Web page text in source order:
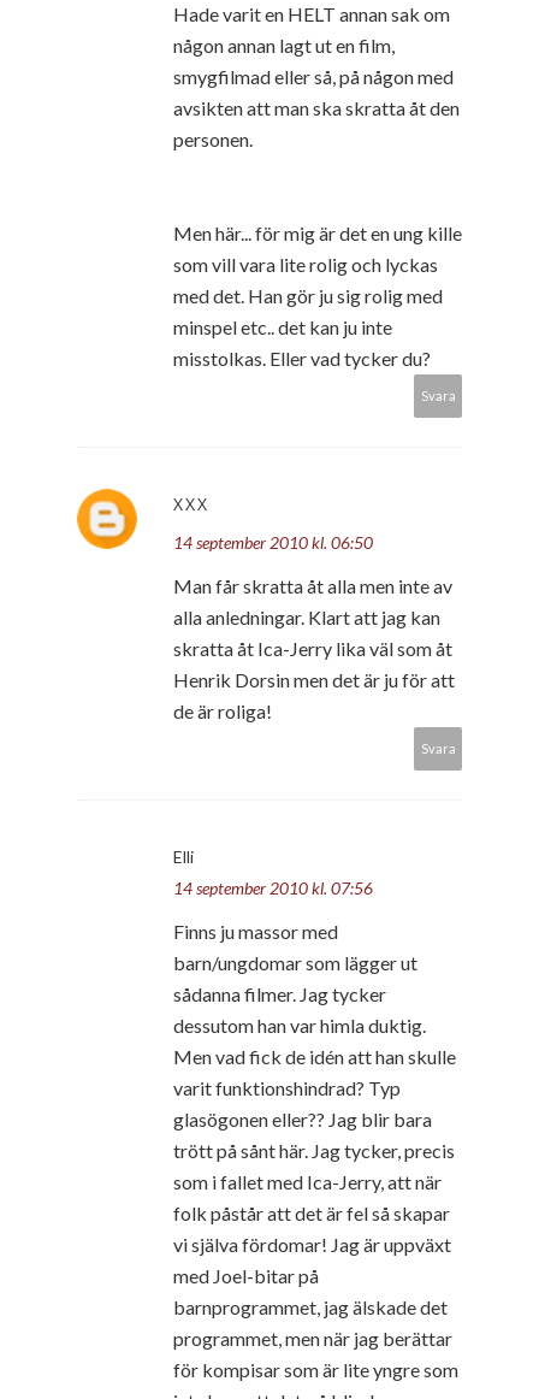
Hade varit en HELT annan sak om
någon annan lagt ut en film,
smygfilmad eller så, på någon med
avsikten att man ska skratta åt den
personen.
Men här... för mig är det en ung kille
som vill vara lite rolig och lyckas
med det. Han gör ju sig rolig med
minspel etc.. det kan ju inte
misstolkas. Eller vad tycker du?
Svara
XXX
14 september 2010 kl. 06:50
Man får skratta åt alla men inte av
alla anledningar. Klart att jag kan
skratta åt Ica-Jerry lika väl som åt
Henrik Dorsin men det är ju för att
de är roliga!
Svara
Elli
14 september 2010 kl. 07:56
Finns ju massor med
barn/ungdomar som lägger ut
sådanna filmer. Jag tycker
dessutom han var himla duktig.
Men vad fick de idén att han skulle
varit funktionshindrad? Typ
glasögonen eller?? Jag blir bara
trött på sånt här. Jag tycker, precis
som i fallet med Ica-Jerry, att när
folk påstår att det är fel så skapar
vi själva fördomar! Jag är uppväxt
med Joel-bitar på
barnprogrammet, jag älskade det
programmet, men när jag berättar
för kompisar som är lite yngre som